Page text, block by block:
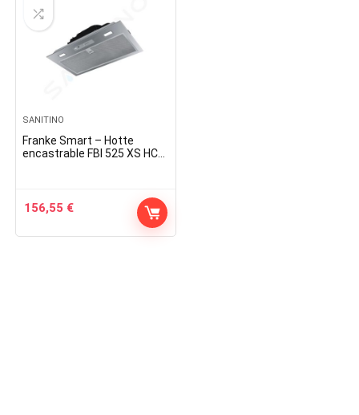
SANITINO
Franke Smart – Hotte
encastrable FBI 525 XS HCS,
156,55 €